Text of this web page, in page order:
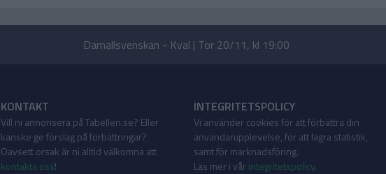
Damallsvenskan - Kval | Tor 20/11, kl 19:00
KONTAKT
Vill ni annonsera på Tabellen.se? Eller
kanske ge förslag på förbättringar?
Oavsett orsak är ni alltid välkomna att
kontakta oss!
INTEGRITETSPOLICY
Vi använder cookies för att förbättra din
användarupplevelse, för att lagra statistik,
samt för marknadsföring.
Läs mer i vår integritetspolicy.